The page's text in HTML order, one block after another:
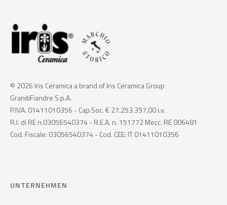
© 2026 Iris Ceramica a brand of Iris Ceramica Group
GranitiFiandre S.p.A.
P.IVA. 01411010356 - Cap.Soc. € 27.253.397,00 i.v.
R.I. di RE n.03056540374 - R.E.A. n. 151772 Mecc. RE 006481
Cod. Fiscale: 03056540374 - Cod. CEE: IT 01411010356
UNTERNEHMEN